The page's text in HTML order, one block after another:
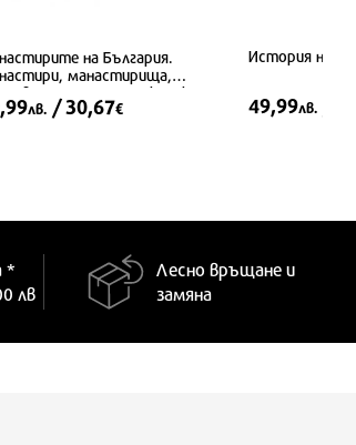
на България.
манастирища,
метоси и епископски
(IV-XXI век)
лв. / 30,67€
История на
49,99лв.
*
лв
Лесно връщане и
замяна